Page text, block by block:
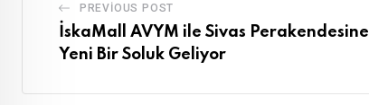
PREVIOUS POST
İskaMall AVYM ile Sivas Perakendesine
Yeni Bir Soluk Geliyor